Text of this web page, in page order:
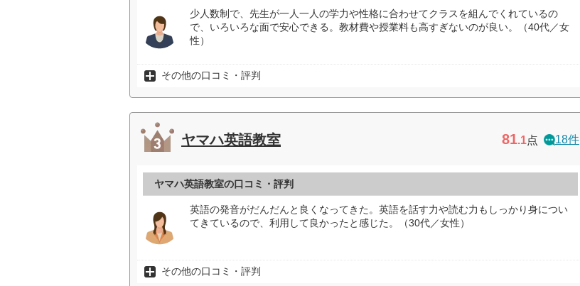
少人数制で、先生が一人一人の学力や性格に合わせてクラスを組んでくれているの
で、いろいろな面で安心できる。教材費や授業料も高すぎないのが良い。（40代／女
性）
その他の口コミ・評判
ヤマハ英語教室 81.1点 18件
ヤマハ英語教室の口コミ・評判
英語の発音がだんだんと良くなってきた。英語を話す力や読む力もしっかり身につい
てきているので、利用して良かったと感じた。（30代／女性）
その他の口コミ・評判